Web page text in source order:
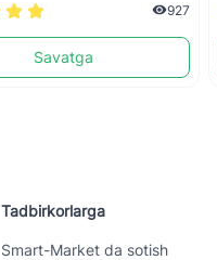
927
Savatga
Tadbirkorlarga
Smart-Mаrket da sotish